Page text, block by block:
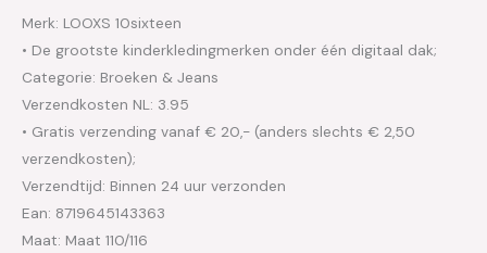
Merk: LOOXS 10sixteen
• De grootste kinderkledingmerken onder één digitaal dak;
Categorie: Broeken & Jeans
Verzendkosten NL: 3.95
• Gratis verzending vanaf € 20,- (anders slechts € 2,50
verzendkosten);
Verzendtijd: Binnen 24 uur verzonden
Ean: 8719645143363
Maat: Maat 110/116